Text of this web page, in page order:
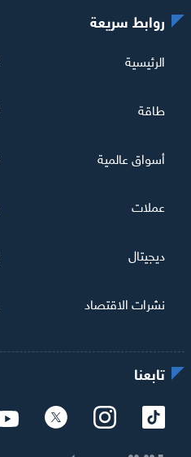
تابعنا
روابط سريعة
الرئيسية
طاقة
أسواق عالمية
عملات
ديجيتال
نشرات الاقتصاد